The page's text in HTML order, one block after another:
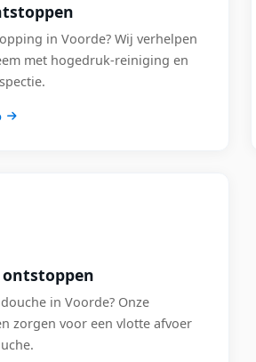
in Voorde? Wij verhelpen
met hogedruk-reiniging en
ontstoppen
in Voorde? Onze
zorgen voor een vlotte afvoer